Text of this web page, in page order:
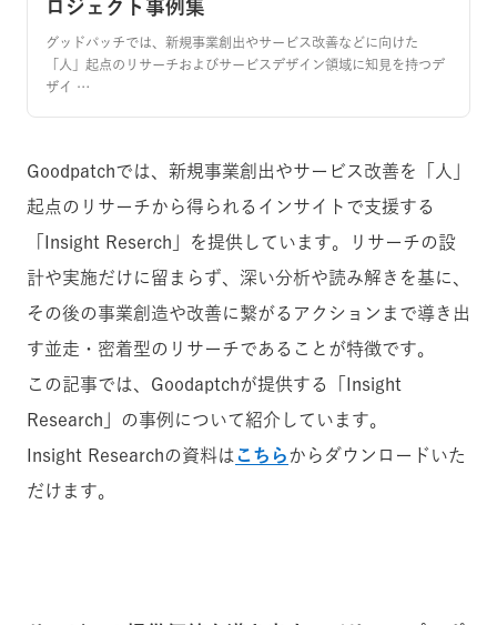
ロジェクト事例集
グッドパッチでは、新規事業創出やサービス改善などに向けた
「人」起点のリサーチおよびサービスデザイン領域に知見を持つデ
ザイ …
Goodpatchでは、新規事業創出やサービス改善を「人」
起点のリサーチから得られるインサイトで支援する
「Insight Reserch」を提供しています。リサーチの設
計や実施だけに留まらず、深い分析や読み解きを基に、
その後の事業創造や改善に繋がるアクションまで導き出
す並走・密着型のリサーチであることが特徴です。
この記事では、Goodaptchが提供する「Insight
Research」の事例について紹介しています。
Insight Researchの資料は こちらからダウンロードいた
だけます。